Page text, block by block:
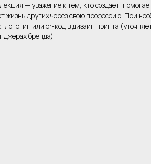
— уважение к тем, кто создаёт,
жизнь других через свою профессию. При
логотип или qr-код в дизайн принта
бренда)